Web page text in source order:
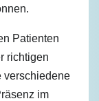
Patienten
richtigen
verschiedene
im